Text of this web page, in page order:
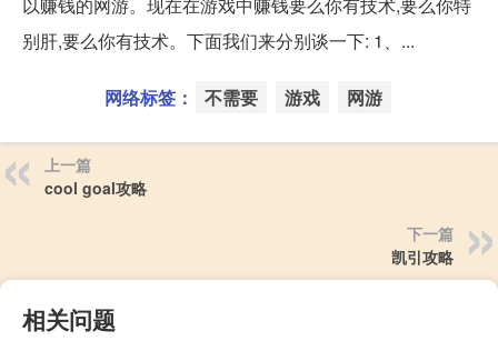
别肝,要么你有技术。下面我们来分别谈一下: 1、...
网络标签： 不需要 游戏 网游
上一篇
cool goal攻略
下一篇
凯引攻略
相关问题